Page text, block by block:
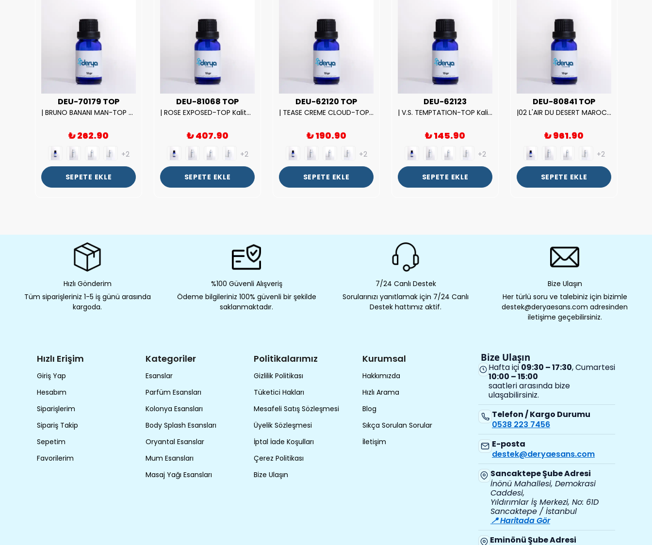
DEU-70179 TOP
| BRUNO BANANI MAN-TOP Kalite Erkek Parfüm Esansı.|
₺ 262.90
+2
SEPETE EKLE
DEU-81068 TOP
| ROSE EXPOSED-TOP Kalite Unısex Parfüm Esansı.|
₺ 407.90
+2
SEPETE EKLE
DEU-62120 TOP
| TEASE CREME CLOUD-TOP Kalite Kadın Parfüm Esansı.|
₺ 190.90
+2
SEPETE EKLE
DEU-62123
| V.S. TEMPTATION-TOP Kalite Kadın Parfüm Esansı.|
₺ 145.90
+2
SEPETE EKLE
DEU-80841 TOP
|02 L'AIR DU DESERT MAROCAIN-TOP Kalite Unısex Parfüm Esansı.|
₺ 961.90
+2
SEPETE EKLE
Hızlı Gönderim
Tüm siparişleriniz 1-5 iş günü arasında
kargoda.
%100 Güvenli Alışveriş
Ödeme bilgileriniz 100% güvenli bir şekilde
saklanmaktadır.
7/24 Canlı Destek
Sorularınızı yanıtlamak için 7/24 Canlı
Destek hattımız aktif.
Bize Ulaşın
Her türlü soru ve talebiniz için bizimle
destek@deryaesans.com adresinden
iletişime geçebilirsiniz.
Hızlı Erişim
Giriş Yap
Hesabım
Siparişlerim
Sipariş Takip
Sepetim
Favorilerim
Kategoriler
Esanslar
Parfüm Esansları
Kolonya Esansları
Body Splash Esansları
Oryantal Esanslar
Mum Esansları
Masaj Yağı Esansları
Politikalarımız
Gizlilik Politikası
Tüketici Hakları
Mesafeli Satış Sözleşmesi
Üyelik Sözleşmesi
İptal İade Koşulları
Çerez Politikası
Bize Ulaşın
Kurumsal
Hakkımızda
Hızlı Arama
Blog
Sıkça Sorulan Sorular
İletişim
Bize Ulaşın
Hafta içi 09:30 – 17:30, Cumartesi
10:00 – 15:00
saatleri arasında bize
ulaşabilirsiniz.
Telefon / Kargo Durumu
0538 223 7456
E-posta
destek@deryaesans.com
Sancaktepe Şube Adresi
İnönü Mahallesi, Demokrasi
Caddesi,
Yıldırımlar İş Merkezi, No: 61D
Sancaktepe / İstanbul
📍 Haritada Gör
Eminönü Şube Adresi